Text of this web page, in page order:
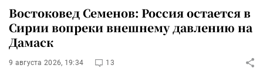
Востоковед Семенов: Россия остается в
Сирии вопреки внешнему давлению на
Дамаск
9 августа 2026, 19:34 13